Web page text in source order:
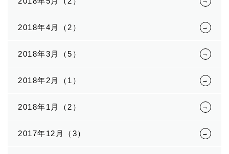
2018年4月（2）
2018年3月（5）
2018年2月（1）
2018年1月（2）
2017年12月（3）